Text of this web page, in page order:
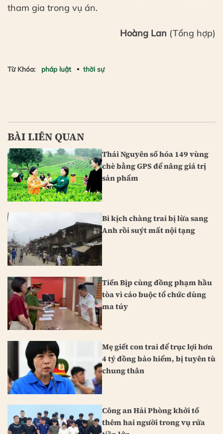
tham gia trong vụ án.
Hoàng Lan (Tổng hợp)
Từ Khóa: pháp luật thời sự
BÀI LIÊN QUAN
Thái Nguyên số hóa 149 vùng
chè bằng GPS để nâng giá trị
sản phẩm
Bi kịch chàng trai bị lừa sang
Anh rồi suýt mất nội tạng
Tiến Bịp cùng đồng phạm hầu
tòa vì cáo buộc tổ chức dùng
ma túy
Mẹ giết con trai để trục lợi hơn
4 tỷ đồng bảo hiểm, bị tuyên tù
chung thân
Công an Hải Phòng khởi tố
thêm hai người trong vụ rửa